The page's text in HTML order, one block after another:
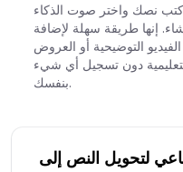
نصك واختر صوت الذكاء
إنها طريقة سهلة لإضافة
التوضيحية أو العروض
دون تسجيل أي شيء
بنفسك.
لتحويل النص إلى